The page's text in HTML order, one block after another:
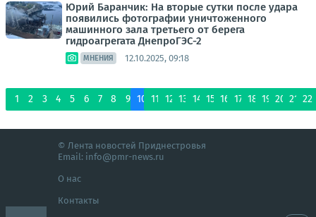
Юрий Баранчик: На вторые сутки после удара
появились фотографии уничтоженного
машинного зала третьего от берега
гидроагрегата ДнепроГЭС-2
МНЕНИЯ 12.10.2025, 09:18
1 2 3 4 5 6 7 8 9 10 11 12 13 14 15 16 17 18 19 20 21 22
© Лента новостей Приднестровья
Email: info@pmr-news.ru
О нас
Контакты